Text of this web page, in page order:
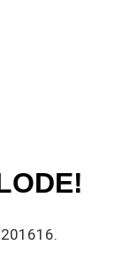
16.